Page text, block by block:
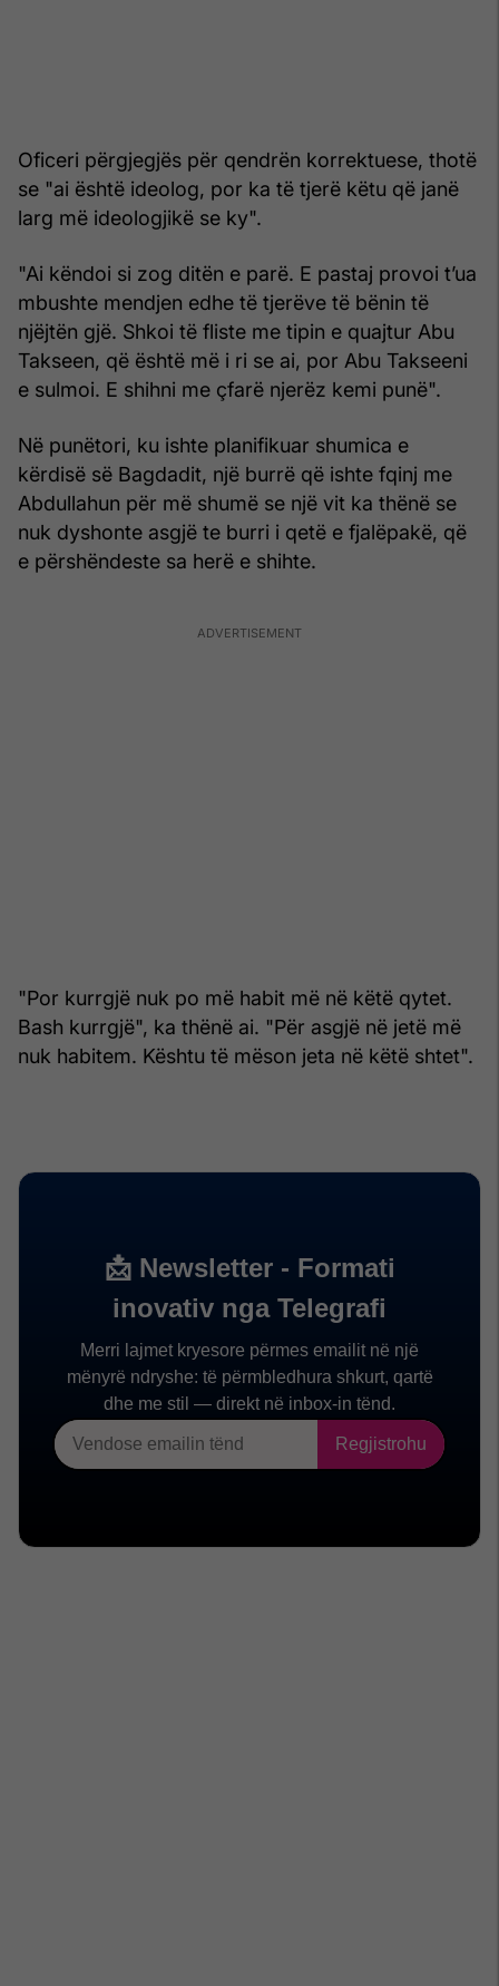
Oficeri përgjegjës për qendrën korrektuese, thotë
se "ai është ideolog, por ka të tjerë këtu që janë
larg më ideologjikë se ky".
"Ai këndoi si zog ditën e parë. E pastaj provoi t’ua
mbushte mendjen edhe të tjerëve të bënin të
njëjtën gjë. Shkoi të fliste me tipin e quajtur Abu
Takseen, që është më i ri se ai, por Abu Takseeni
e sulmoi. E shihni me çfarë njerëz kemi punë".
Në punëtori, ku ishte planifikuar shumica e
kërdisë së Bagdadit, një burrë që ishte fqinj me
Abdullahun për më shumë se një vit ka thënë se
nuk dyshonte asgjë te burri i qetë e fjalëpakë, që
e përshëndeste sa herë e shihte.
"Por kurrgjë nuk po më habit më në këtë qytet.
Bash kurrgjë", ka thënë ai. "Për asgjë në jetë më
nuk habitem. Kështu të mëson jeta në këtë shtet".